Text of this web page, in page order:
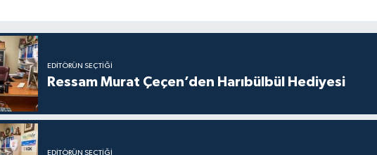
EDITÖRÜN SEÇTIĞI
Ressam Murat Çeçen’den Harıbülbül Hediyesi
EDITÖRÜN SEÇTIĞI